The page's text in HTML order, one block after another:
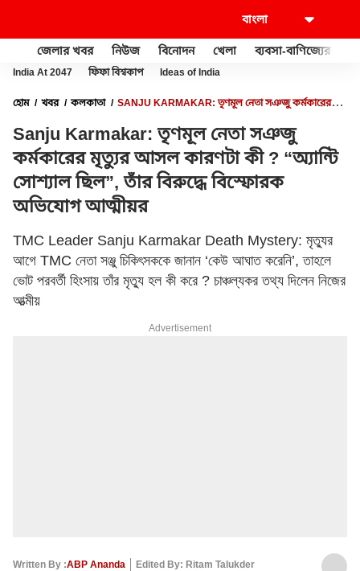
জেলার খবর নিউজ বিনোদন খেলা ব্যবসা-বাণিজ্যের
India At 2047 ফিফা বিশ্বকাপ Ideas of India
হোম খবর কলকাতা
SANJU KARMAKAR: তৃণমূল নেতা সঞজু কর্মকারের
আত্মীয়র
Sanju Karmakar: তৃণমূল নেতা সঞজু
কর্মকারের মৃত্যুর আসল কারণটা কী ? “অ্যান্টি
সোশ্যাল ছিল”, তাঁর বিরুদ্ধে বিস্ফোরক
অভিযোগ আত্মীয়র
TMC Leader Sanju Karmakar Death Mystery: মৃত্যুর
আগে TMC নেতা সঞ্জু চিকিৎসককে জানান ‘কেউ আঘাত করেনি’, তাহলে
ভোট পরবর্তী হিংসায় তাঁর মৃত্যু হল কী করে ? চাঞ্চল্যকর তথ্য দিলেন নিজের
আত্মীয়
Advertisement
Written By :ABP Ananda
Edited By: Ritam Talukder